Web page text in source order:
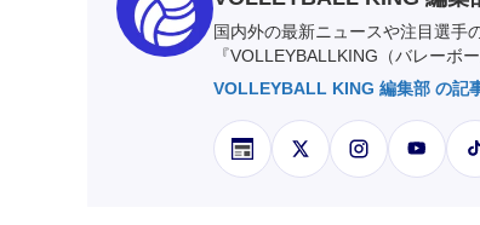
国内外の最新ニュースや注目選手
『VOLLEYBALLKING（バレーボ
VOLLEYBALL KING 編集部 の記